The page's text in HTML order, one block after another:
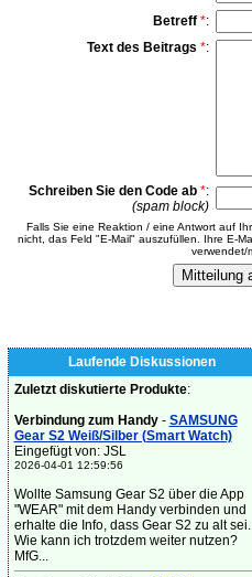
Betreff *:
Text des Beitrags *:
Schreiben Sie den Code ab *:
(spam block)
Falls Sie eine Reaktion / eine Antwort auf
nicht, das Feld "E-Mail" auszufüllen. Ihre E-
verwendet/
Laufende Diskussionen
Zuletzt diskutierte Produkte:
Verbindung zum Handy- SAMSUNG
Gear S2 Weiß/Silber (Smart Watch)
Eingefügt von: JSL
2026-04-01 12:59:56
Wollte Samsung Gear S2 über die App
"WEAR" mit dem Handy verbinden und
erhalte die Info, dass Gear S2 zu alt sei.
Wie kann ich trotzdem weiter nutzen?
MfG...